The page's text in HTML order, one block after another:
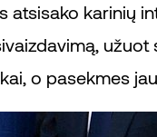
atsisako karinių
o pasekmes